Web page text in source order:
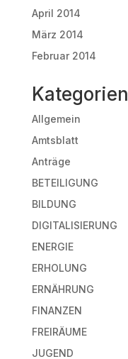
April 2014
März 2014
Februar 2014
Kategorien
Allgemein
Amtsblatt
Anträge
BETEILIGUNG
BILDUNG
DIGITALISIERUNG
ENERGIE
ERHOLUNG
ERNÄHRUNG
FINANZEN
FREIRÄUME
JUGEND